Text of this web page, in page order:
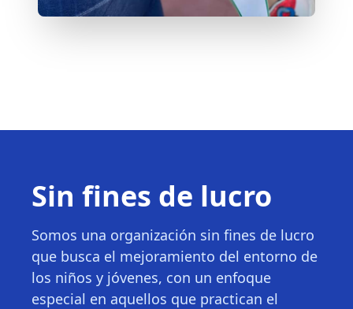
Sin fines de lucro
Somos una organización sin fines de lucro
que busca el mejoramiento del entorno de
los niños y jóvenes, con un enfoque
especial en aquellos que practican el